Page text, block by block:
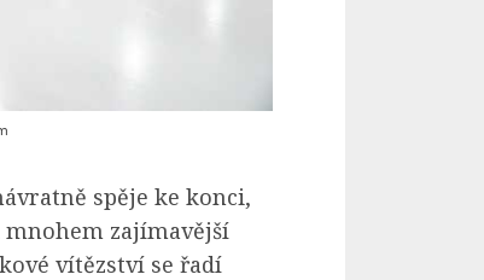
spěje ke konci,
mnohem zajímavější
vítězství se řadí